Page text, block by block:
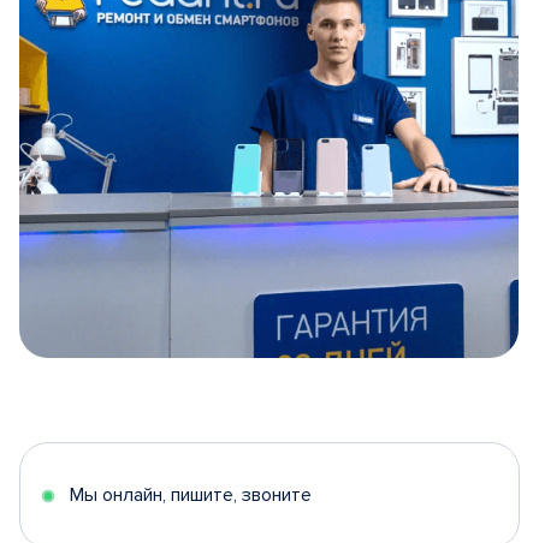
5
Мы онлайн, пишите, звоните